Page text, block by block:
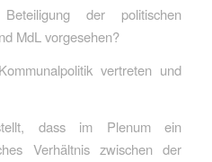
der politischen
MdL vorgesehen?
vertreten und
dass im Plenum ein
Verhältnis zwischen der